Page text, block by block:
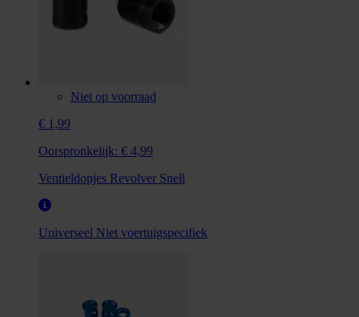
Niet op voorraad
€ 1,99
Oorspronkelijk: € 4,99
Ventieldopjes Revolver Snell
Universeel Niet voertuigspecifiek